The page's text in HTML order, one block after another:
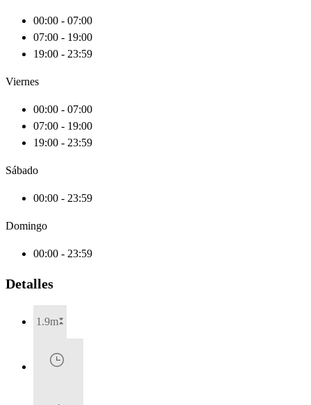
00:00 - 07:00
07:00 - 19:00
19:00 - 23:59
Viernes
00:00 - 07:00
07:00 - 19:00
19:00 - 23:59
Sábado
00:00 - 23:59
Domingo
00:00 - 23:59
Detalles
1.9m